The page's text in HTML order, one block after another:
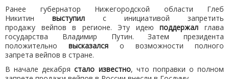
Ранее губернатор Нижегородской области Глеб
Никитин выступил с инициативой запретить
продажу вейпов в регионе. Эту идеюподдержал глава
государства Владимир Путин. Затем президента
положительно высказался о возможности полного
запрета вейпов в стране.
В начале декабрястало известно, что поправки о полном